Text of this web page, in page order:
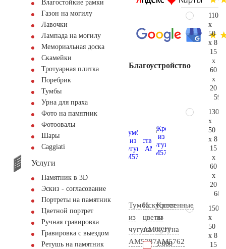
Влагостойкие рамки
Газон на могилу
Лавочки
Лампада на могилу
Мемориальная доска
Скамейки
Тротуарная плитка
Поребрик
Тумбы
Урна для праха
Фото на памятник
Фотоовалы
Шары
Сaggiati
Услуги
Памятник в 3D
Эскиз - согласование
Портреты на памятник
Цветной портрет
Ручная гравировка
Гравировка с выездом
Ретушь на памятник
Благоустройство
Тумба
из
чугуна
AM5787
Искусственные
цветы
AM0737
1.000
Крест
из
чугуна
AM5762
110
x
50
x 8
15
x
60
x
20
130
x
50
x 8
15
x
60
x
20
150
x
50
x 8
15